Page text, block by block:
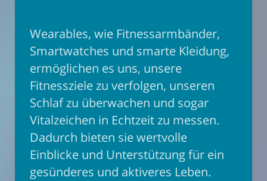
Wearables, wie Fitnessarmbänder,
Smartwatches und smarte Kleidung,
ermöglichen es uns, unsere
Fitnessziele zu verfolgen, unseren
Schlaf zu überwachen und sogar
Vitalzeichen in Echtzeit zu messen.
Dadurch bieten sie wertvolle
Einblicke und Unterstützung für ein
gesünderes und aktiveres Leben.